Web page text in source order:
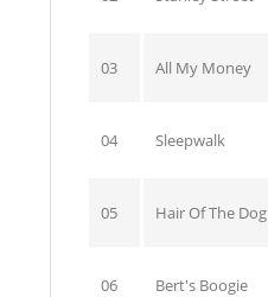
03 All My Money
04 Sleepwalk
05 Hair Of The Dog
06 Bert's Boogie